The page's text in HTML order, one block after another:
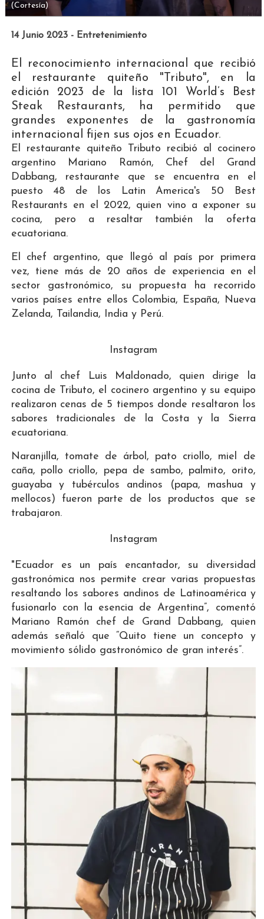
(Cortesía)
14 Junio 2023 - Entretenimiento
El reconocimiento internacional que recibió
el restaurante quiteño "Tributo", en la
edición 2023 de la lista 101 World’s Best
Steak Restaurants, ha permitido que
grandes exponentes de la gastronomía
internacional fijen sus ojos en Ecuador.
El restaurante quiteño Tributo recibió al cocinero
argentino Mariano Ramón, Chef del Grand
Dabbang, restaurante que se encuentra en el
puesto 48 de los Latin America's 50 Best
Restaurants en el 2022, quien vino a exponer su
cocina, pero a resaltar también la oferta
ecuatoriana.
El chef argentino, que llegó al país por primera
vez, tiene más de 20 años de experiencia en el
sector gastronómico, su propuesta ha recorrido
varios países entre ellos Colombia, España, Nueva
Zelanda, Tailandia, India y Perú.
Instagram
Junto al chef Luis Maldonado, quien dirige la
cocina de Tributo, el cocinero argentino y su equipo
realizaron cenas de 5 tiempos donde resaltaron los
sabores tradicionales de la Costa y la Sierra
ecuatoriana.
Naranjilla, tomate de árbol, pato criollo, miel de
caña, pollo criollo, pepa de sambo, palmito, orito,
guayaba y tubérculos andinos (papa, mashua y
mellocos) fueron parte de los productos que se
trabajaron.
Instagram
"Ecuador es un país encantador, su diversidad
gastronómica nos permite crear varias propuestas
resaltando los sabores andinos de Latinoamérica y
fusionarlo con la esencia de Argentina”, comentó
Mariano Ramón chef de Grand Dabbang, quien
además señaló que “Quito tiene un concepto y
movimiento sólido gastronómico de gran interés”.